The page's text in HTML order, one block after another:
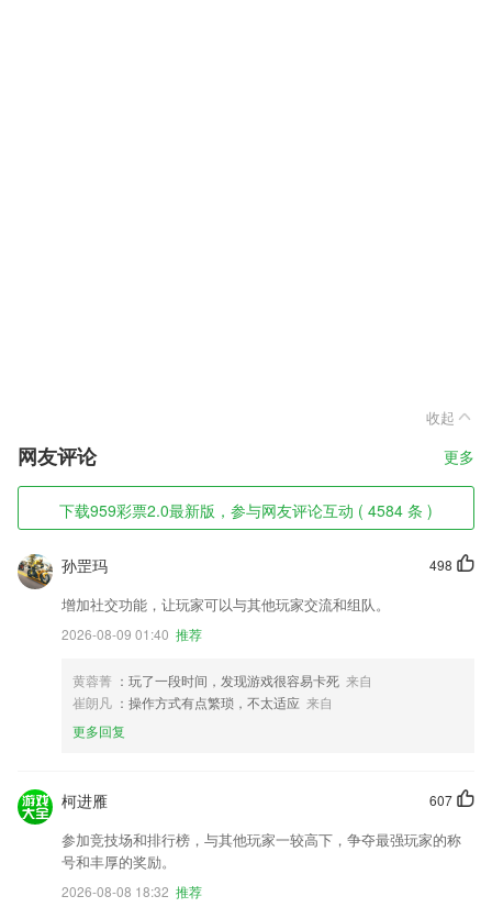
收起
网友评论 更多
下载959彩票2.0最新版，参与网友评论互动 ( 4584 条 )
498
孙罡玛
增加社交功能，让玩家可以与其他玩家交流和组队。
2026-08-09 01:40 推荐
黄蓉菁 ：玩了一段时间，发现游戏很容易卡死 来自
崔朗凡 ：操作方式有点繁琐，不太适应 来自
更多回复
607
柯进雁
参加竞技场和排行榜，与其他玩家一较高下，争夺最强玩家的称
号和丰厚的奖励。
2026-08-08 18:32 推荐